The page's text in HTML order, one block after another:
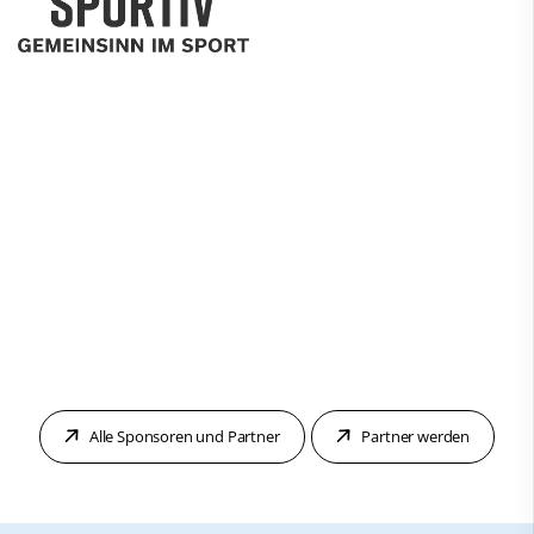
Alle Sponsoren und Partner Partner werden